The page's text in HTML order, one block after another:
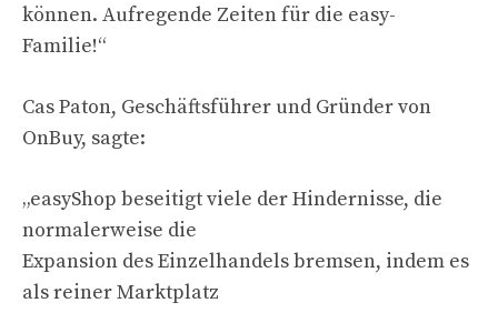
können. Aufregende Zeiten für die easy-
Familie!“
Cas Paton, Geschäftsführer und Gründer von
OnBuy, sagte:
„easyShop beseitigt viele der Hindernisse, die
normalerweise die
Expansion des Einzelhandels bremsen, indem es
als reiner Marktplatz